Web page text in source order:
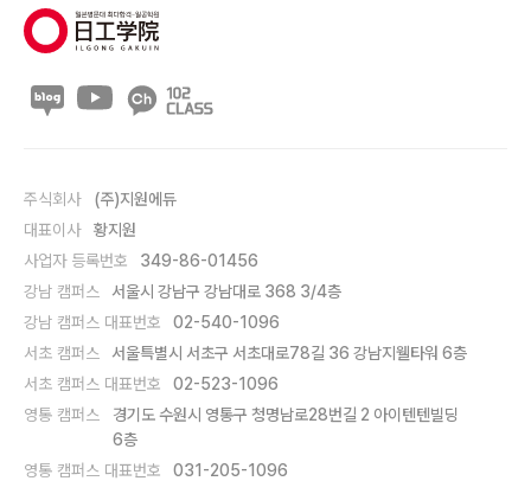
주식회사
(주)지원에듀
대표이사
황지원
사업자 등록번호
349-86-01456
강남 캠퍼스
서울시 강남구 강남대로 368 3/4층
강남 캠퍼스 대표번호
02-540-1096
서초 캠퍼스
서울특별시 서초구 서초대로78길 36 강남지웰타워 6층
서초 캠퍼스 대표번호
02-523-1096
영통 캠퍼스
경기도 수원시 영통구 청명남로28번길 2 아이텐텐빌딩
6층
영통 캠퍼스 대표번호
031-205-1096